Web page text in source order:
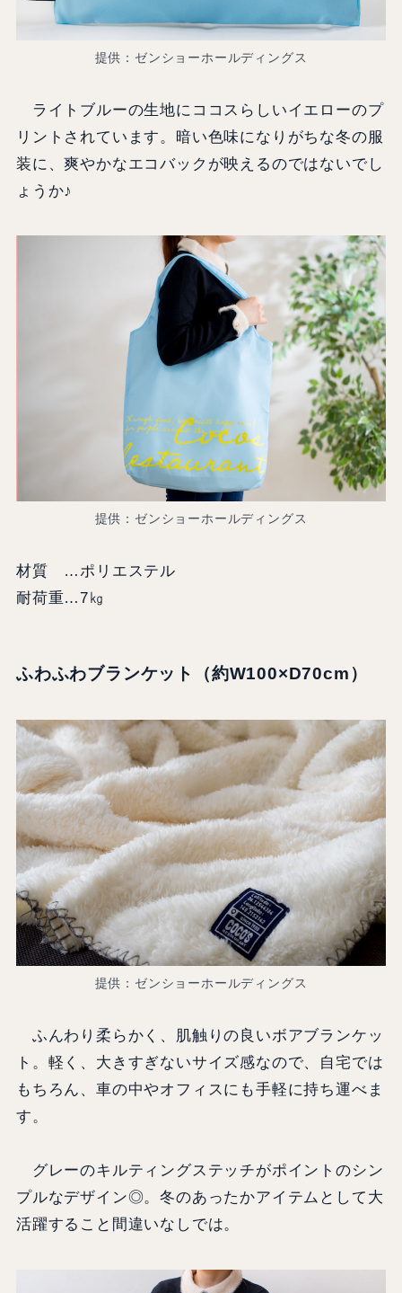
提供：ゼンショーホールディングス
ライトブルーの生地にココスらしいイエローのプ
リントされています。暗い色味になりがちな冬の服
装に、爽やかなエコバックが映えるのではないでし
ょうか♪
提供：ゼンショーホールディングス
材質 …ポリエステル
耐荷重…7㎏
ふわふわブランケット （約W100×D70cm）
提供：ゼンショーホールディングス
ふんわり柔らかく、肌触りの良いボアブランケッ
ト。軽く、大きすぎないサイズ感なので、自宅では
もちろん、車の中やオフィスにも手軽に持ち運べま
す。
グレーのキルティングステッチがポイントのシン
プルなデザイン◎。冬のあったかアイテムとして大
活躍すること間違いなしでは。